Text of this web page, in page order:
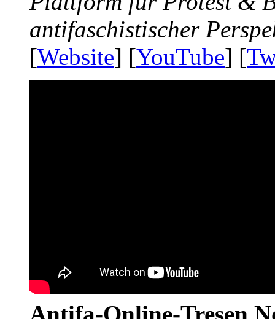
antifaschistischer
[Website] [YouTube] [